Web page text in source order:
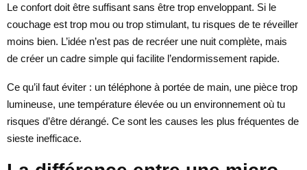
Le confort doit être suffisant sans être trop enveloppant. Si le
couchage est trop mou ou trop stimulant, tu risques de te réveiller
moins bien. L’idée n’est pas de recréer une nuit complète, mais
de créer un cadre simple qui facilite l’endormissement rapide.
Ce qu’il faut éviter : un téléphone à portée de main, une pièce trop
lumineuse, une température élevée ou un environnement où tu
risques d’être dérangé. Ce sont les causes les plus fréquentes de
sieste inefficace.